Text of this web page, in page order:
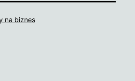
na biznes